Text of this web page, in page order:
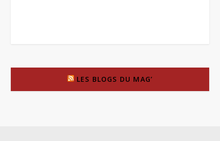
LES BLOGS DU MAG’